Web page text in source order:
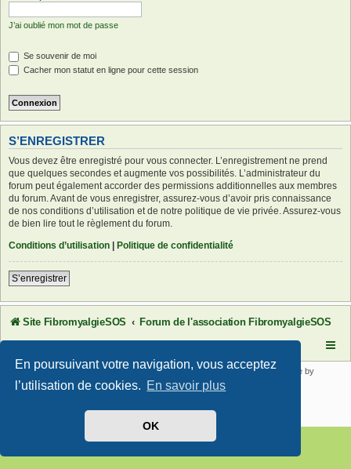
En poursuivant votre navigation, vous acceptez
l’utilisation de cookies. En savoir plus
OK
J’ai oublié mon mot de passe
Se souvenir de moi
Cacher mon statut en ligne pour cette session
S’ENREGISTRER
Vous devez être enregistré pour vous connecter. L’enregistrement ne prend
que quelques secondes et augmente vos possibilités. L’administrateur du
forum peut également accorder des permissions additionnelles aux membres
du forum. Avant de vous enregistrer, assurez-vous d’avoir pris connaissance
de nos conditions d’utilisation et de notre politique de vie privée. Assurez-vous
de bien lire tout le règlement du forum.
Conditions d’utilisation
Politique de confidentialité
S’enregistrer
Site FibromyalgieSOS Forum de l'association FibromyalgieSOS
Développé parphpBB® Forum Software © phpBB Limited | SE Square by
PhpBB3 BBCodes
Confidentialité|Conditions